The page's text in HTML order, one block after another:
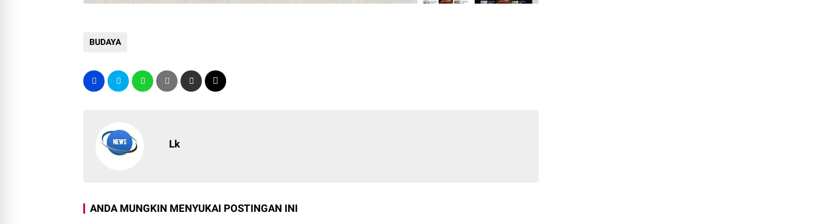
BUDAYA
Lk
ANDA MUNGKIN MENYUKAI POSTINGAN INI